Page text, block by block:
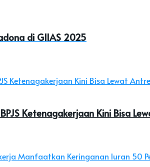
di GIIAS 2025
Ketenagakerjaan Kini Bisa